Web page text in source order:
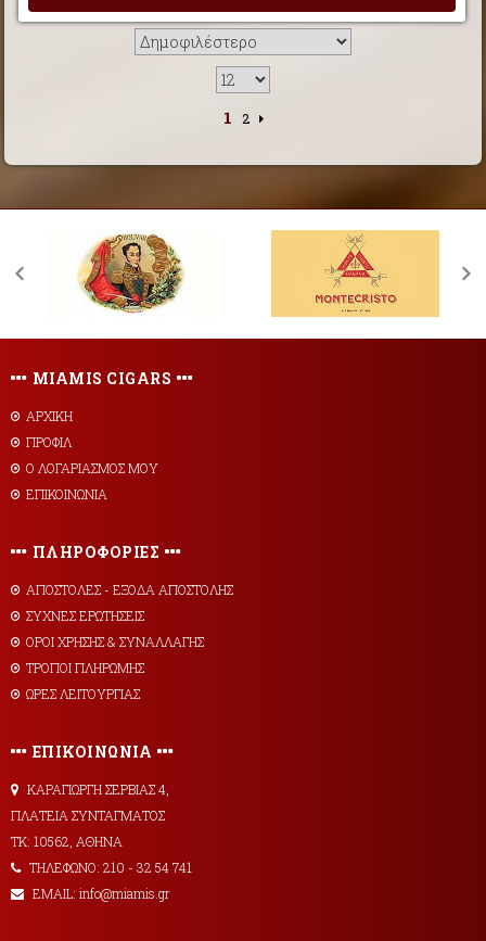
1 2
MIAMIS CIGARS
ΑΡΧΙΚΗ
ΠΡΟΦΙΛ
Ο ΛΟΓΑΡΙΑΣΜΟΣ ΜΟΥ
ΕΠΙΚΟΙΝΩΝΙΑ
ΠΛΗΡΟΦΟΡΙΕΣ
AΠΟΣΤΟΛΕΣ - ΕΞΟΔΑ ΑΠΟΣΤΟΛΗΣ
ΣΥΧΝΕΣ ΕΡΩΤΗΣΕΙΣ
ΟΡΟΙ ΧΡΗΣΗΣ & ΣΥΝΑΛΛΑΓΗΣ
ΤΡΟΠΟΙ ΠΛΗΡΩΜΗΣ
ΩΡΕΣ ΛΕΙΤΟΥΡΓΙΑΣ
ΕΠΙΚΟΙΝΩΝΙΑ
ΚΑΡΑΓΙΩΡΓΗ ΣΕΡΒΙΑΣ 4,
ΠΛΑΤΕΙΑ ΣΥΝΤΑΓΜΑΤΟΣ
ΤΚ: 10562, ΑΘΗΝΑ
ΤΗΛΕΦΩΝΟ: 210 - 32 54 741
EMAIL: info@miamis.gr